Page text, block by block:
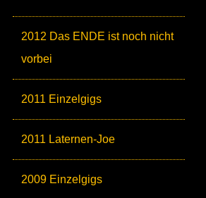
2012 Das ENDE ist noch nicht
vorbei
2011 Einzelgigs
2011 Laternen-Joe
2009 Einzelgigs